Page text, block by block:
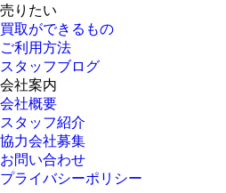
売りたい
買取ができるもの
ご利用方法
スタッフブログ
会社案内
会社概要
スタッフ紹介
協力会社募集
お問い合わせ
プライバシーポリシー